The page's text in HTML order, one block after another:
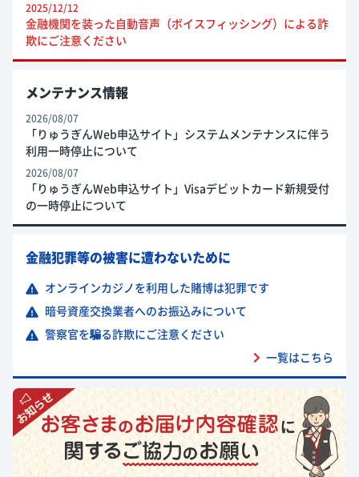
2025/12/12
金融機関を装った自動音声（ボイスフィッシング）による詐
欺にご注意ください
メンテナンス情報
2026/08/07
「りゅうぎんWeb申込サイト」システムメンテナンスに伴う
利用一時停止について
2026/08/07
「りゅうぎんWeb申込サイト」Visaデビットカード新規受付
の一時停止について
金融犯罪等の被害に遭わないために
オンラインカジノを利用した賭博は犯罪です
暗号資産交換業者へのお振込みについて
警察官を騙る詐欺にご注意ください
一覧はこちら